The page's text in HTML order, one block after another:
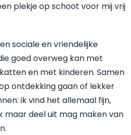
plekje op schoot voor mij vrij
sociale en vriendelijke
goed overweg kan met
en met kinderen. Samen
ontdekking gaan of lekker
ik vind het allemaal fijn,
maar deel uit mag maken van